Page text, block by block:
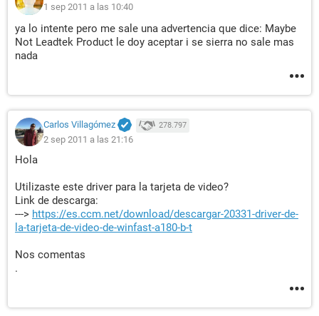
1 sep 2011 a las 10:40
ya lo intente pero me sale una advertencia que dice: Maybe
Not Leadtek Product le doy aceptar i se sierra no sale mas
nada
Carlos Villagómez 278.797
2 sep 2011 a las 21:16
Hola
Utilizaste este driver para la tarjeta de video?
Link de descarga:
---> https://es.ccm.net/download/descargar-20331-driver-de-
la-tarjeta-de-video-de-winfast-a180-b-t
Nos comentas
.